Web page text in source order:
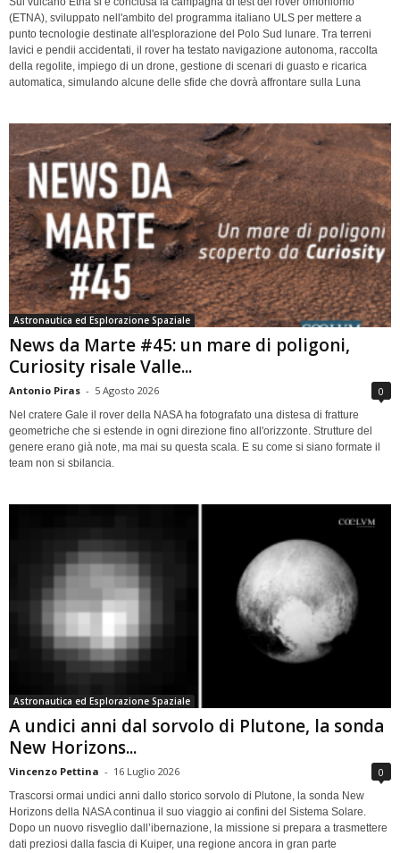
(ETNA), sviluppato nell'ambito del programma italiano ULS per mettere a
punto tecnologie destinate all'esplorazione del Polo Sud lunare. Tra terreni
lavici e pendii accidentati, il rover ha testato navigazione autonoma, raccolta
della regolite, impiego di un drone, gestione di scenari di guasto e ricarica
automatica, simulando alcune delle sfide che dovrà affrontare sulla Luna
Astronautica ed Esplorazione Spaziale
News da Marte #45: un mare di poligoni,
Curiosity risale Valle...
Antonio Piras - 5 Agosto 2026 0
Nel cratere Gale il rover della NASA ha fotografato una distesa di fratture
geometriche che si estende in ogni direzione fino all'orizzonte. Strutture del
genere erano già note, ma mai su questa scala. E su come si siano formate il
team non si sbilancia.
Astronautica ed Esplorazione Spaziale
A undici anni dal sorvolo di Plutone, la sonda
New Horizons...
Vincenzo Pettina - 16 Luglio 2026 0
Trascorsi ormai undici anni dallo storico sorvolo di Plutone, la sonda New
Horizons della NASA continua il suo viaggio ai confini del Sistema Solare.
Dopo un nuovo risveglio dall’ibernazione, la missione si prepara a trasmettere
dati preziosi dalla fascia di Kuiper, una regione ancora in gran parte